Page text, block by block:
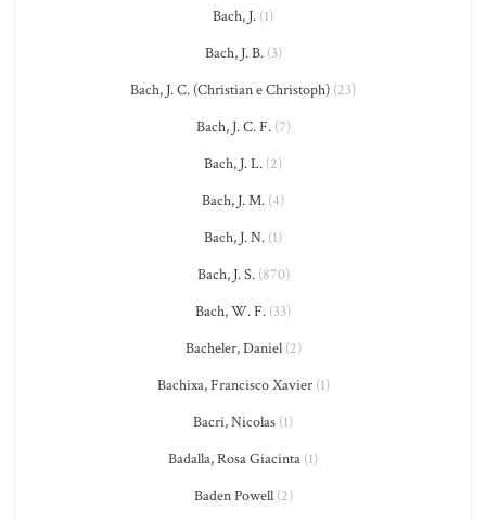
Bach, J. (1)
Bach, J. B.(3)
Bach, J. C. (Christian e Christoph) (23)
Bach, J. C. F.(7)
Bach, J. L. (2)
Bach, J. M. (4)
Bach, J. N. (1)
Bach, J. S.(870)
Bach, W. F. (33)
Bacheler, Daniel(2)
Bachixa, Francisco Xavier(1)
Bacri, Nicolas (1)
Badalla, Rosa Giacinta (1)
Baden Powell(2)